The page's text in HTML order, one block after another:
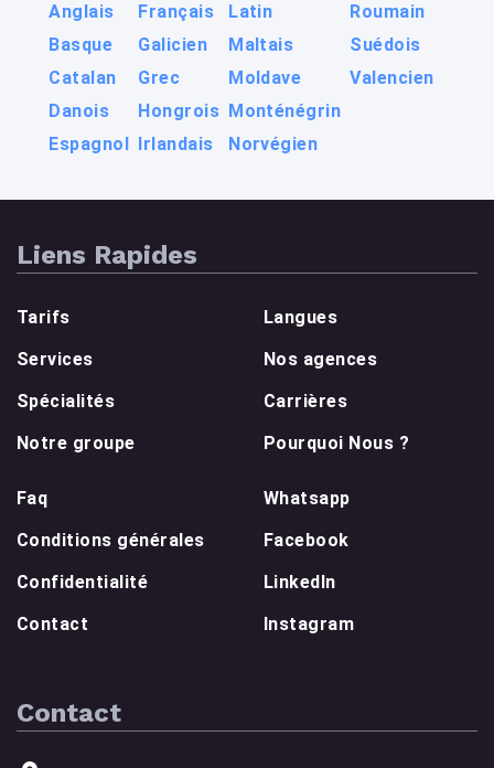
Anglais
Basque
Catalan
Danois
Espagnol
Français
Galicien
Grec
Hongrois
Irlandais
Latin
Maltais
Moldave
Monténégrin
Norvégien
Roumain
Suédois
Valencien
Liens Rapides
Tarifs
Services
Spécialités
Notre groupe
Langues
Nos agences
Carrières
Pourquoi Nous ?
Faq
Conditions générales
Confidentialité
Contact
Whatsapp
Facebook
LinkedIn
Instagram
Contact